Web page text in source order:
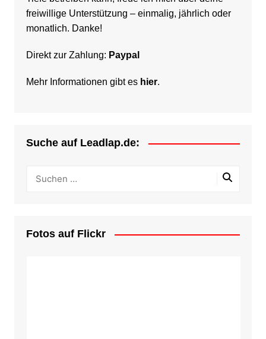
freiwillige Unterstützung – einmalig, jährlich oder
monatlich. Danke!
Direkt zur Zahlung: Paypal
Mehr Informationen gibt es hier.
Suche auf Leadlap.de:
Fotos auf Flickr